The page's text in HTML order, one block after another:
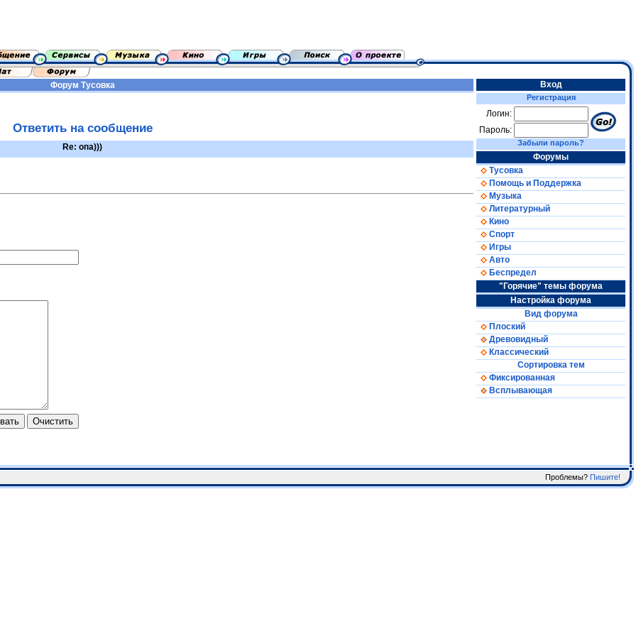
Форум Тусовка
Ответить на сообщение
Re: опа)))
Вход
Регистрация
Логин:
Пароль:
Забыли пароль?
Форумы
Тусовка
Помощь и Поддержка
Музыка
Литературный
Кино
Спорт
Игры
Авто
Беспредел
"Горячие" темы форума
Настройка форума
Вид форума
Плоский
Древовидный
Классический
Сортировка тем
Фиксированная
Всплывающая
Проблемы? Пишите!